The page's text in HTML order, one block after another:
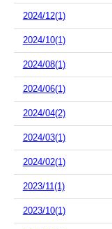
2024/12(1)
2024/10(1)
2024/08(1)
2024/06(1)
2024/04(2)
2024/03(1)
2024/02(1)
2023/11(1)
2023/10(1)